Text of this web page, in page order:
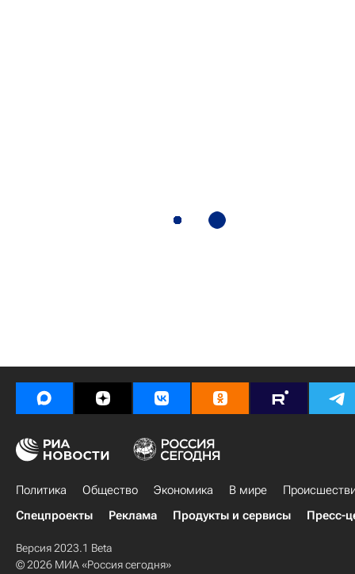
Политика Общество Экономика В мире
Спецпроекты
Реклама Продукты и сервисы Пресс-
Версия 2023.1 Beta
© 2026 МИА «Россия сегодня»